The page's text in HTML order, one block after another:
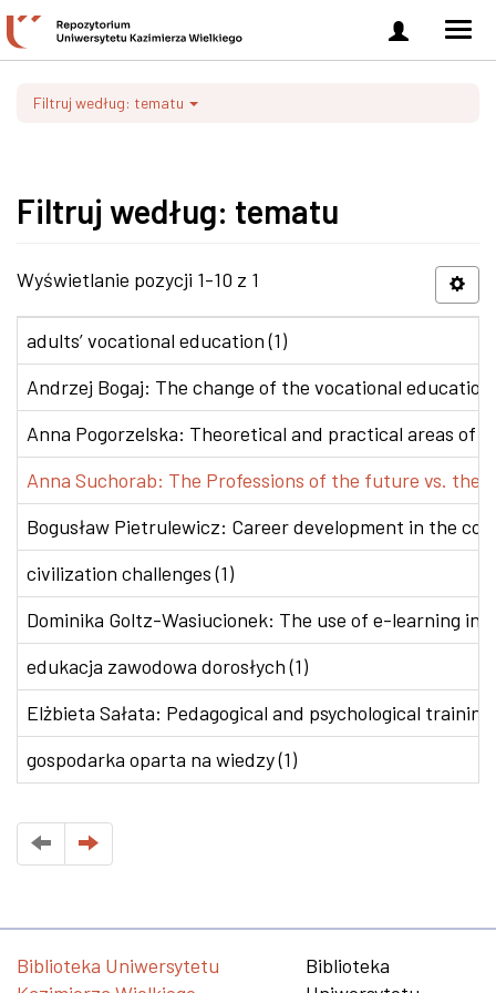
Zaloguj
się
Filtruj według: tematu
Filtruj według: tematu
Wyświetlanie pozycji 1-10 z 1
adults’ vocational education (1)
Andrzej Bogaj: The change of the vocational
Anna Pogorzelska: Theoretical and practical areas of
Anna Suchorab: The Professions of the future vs. the
Bogusław Pietrulewicz: Career development in the
civilization challenges (1)
Dominika Goltz-Wasiucionek: The use of e-learning in
edukacja zawodowa dorosłych (1)
Elżbieta Sałata: Pedagogical and psychological
gospodarka oparta na wiedzy (1)
Biblioteka Uniwersytetu
Biblioteka